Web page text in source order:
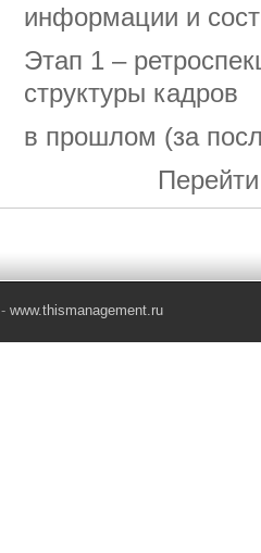
информации и
Этап 1 –
структуры кадров
в прошлом (за
www.thismanagement.ru